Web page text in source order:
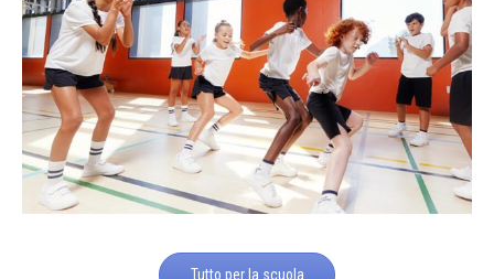
Tutto per la scuola